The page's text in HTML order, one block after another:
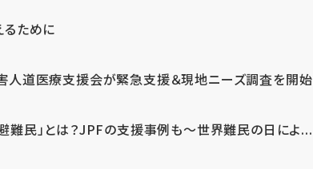
るために
人道医療支援会が緊急支援＆現地ニーズ調査を開始
難民」とは？JPFの支援事例も～世界難民の日によ...